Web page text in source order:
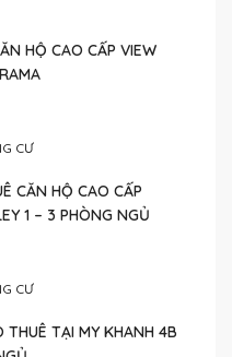
HỘ CAO CẤP VIEW
CƯ
CĂN HỘ CAO CẤP
1 – 3 PHÒNG NGỦ
CƯ
THUÊ TẠI MY KHANH 4B